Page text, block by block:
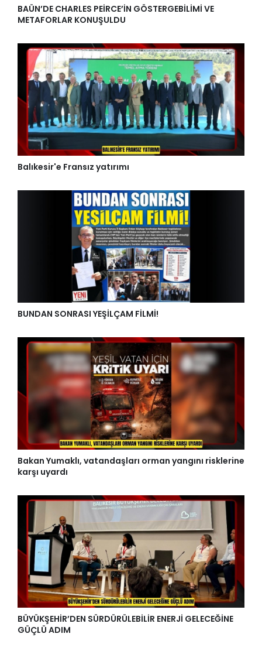
BAÜN’DE CHARLES PEİRCE’İN GÖSTERGEBİLİMİ VE
METAFORLAR KONUŞULDU
Balıkesir'e Fransız yatırımı
BUNDAN SONRASI YEŞİLÇAM FİLMİ!
Bakan Yumaklı, vatandaşları orman yangını risklerine
karşı uyardı
BÜYÜKŞEHİR’DEN SÜRDÜRÜLEBİLİR ENERJİ GELECEĞİNE
GÜÇLÜ ADIM